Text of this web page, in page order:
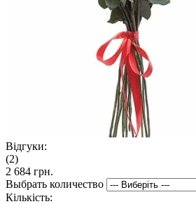
Відгуки:
(2)
2 684 грн.
Выбрать количество
Кількість: